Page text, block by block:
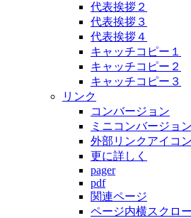
代表挨拶２
代表挨拶３
代表挨拶４
キャッチコピー１
キャッチコピー２
キャッチコピー３
リンク
コンバージョン
ミニコンバージョン
外部リンクアイコン
更に詳しく
pager
pdf
関連ページ
ページ内横スクロ